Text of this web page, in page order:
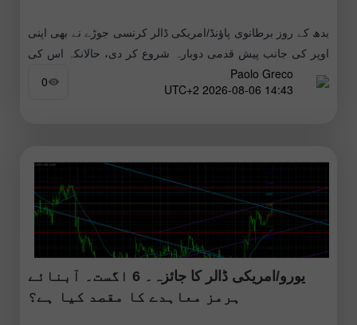
بدھ کے روز برطانوی پاؤنڈ/امریکی ڈالر کرنسی جوڑے نے بھی اپنی
اوپر کی جانب پیش قدمی دوبارہ شروع کر دی، حالانکہ اس کی
کوئی خاص ٹھوس مقامی وجوہات موجود نہیں
Paolo Greco
14:43 2026-08-06 UTC+2
0
یورو/امریکی ڈالر کا جائزہ۔ 6 اگست۔ آبنائے
ہرمز معاہدے کا مقصد کیا ہے؟